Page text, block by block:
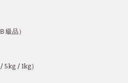
Ｂ級品）
/5kg /1kg）